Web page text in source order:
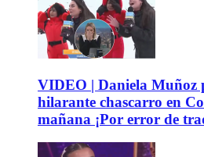
VIDEO | Daniela Muñoz
hilarante chascarro en
mañana ¡Por error de